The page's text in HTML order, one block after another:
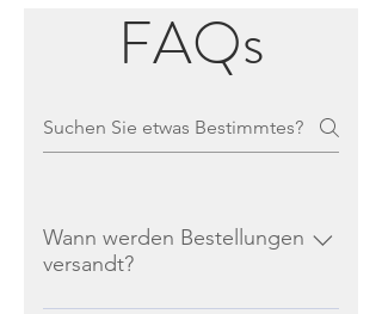
FAQs
Wann werden Bestellungen
versandt?